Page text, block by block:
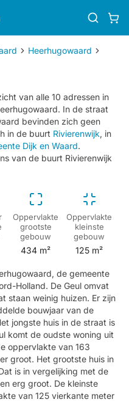
Heerhugowaard
van alle 10 adressen in
In de straat
bevinden zich geen
in de buurt Rivierenwijk, in
Dijk en Waard.
van de buurt Rivierenwijk
Oppervlakte
grootste
gebouw
434 m²
Oppervlakte
kleinste
gebouw
125 m²
de gemeente
Holland. De Geul omvat
staan weinig huizen. Er zijn
bouwjaar van de
jongste huis in de straat is
komt de oudste woning uit
oppervlakte van 163
groot. Het grootste huis in
is in vergelijking met de
erg groot. De kleinste
van 125 vierkante meter